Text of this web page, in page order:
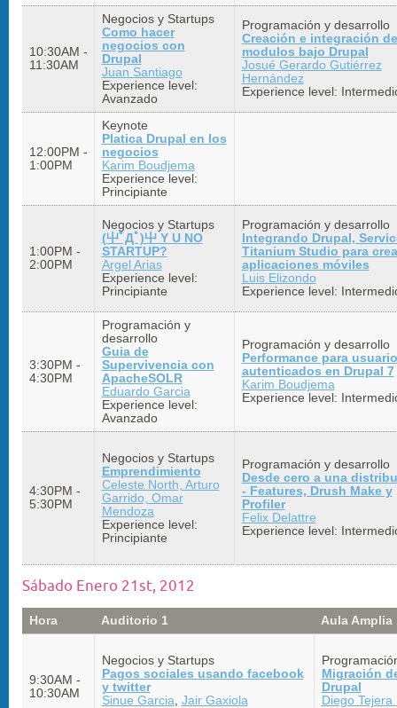
10:30AM -
11:30AM
Negocios y Startups
Como hacer
negocios con
Drupal
Juan Santiago
Experience level:
Avanzado
Programación y desarrollo
Creación e integración de
modulos bajo Drupal
Josué Gerardo Gutiérrez
Hernández
Experience level:
12:00PM -
1:00PM
Keynote
Platica Drupal en los
negocios
Karim Boudjema
Experience level:
Principiante
1:00PM -
2:00PM
Negocios y Startups
(屮ﾟДﾟ)屮 Y U NO
STARTUP?
Argel Arias
Experience level:
Principiante
Programación y desarrollo
Integrando Drupal,
Titanium Studio para
aplicaciones móviles
Luis Elizondo
Experience level:
3:30PM -
4:30PM
Programación y
desarrollo
Guia de
Supervivencia con
ApacheSOLR
Eduardo Garcia
Experience level:
Avanzado
Programación y desarrollo
Performance para
autenticados en Drupal 7
Karim Boudjema
Experience level:
4:30PM -
5:30PM
Negocios y Startups
Emprendimiento
Celeste North, Arturo
Garrido, Omar
Mendoza
Experience level:
Principiante
Programación y desarrollo
Desde cero a una
- Features, Drush Make y
Profiler
Felix Delattre
Experience level:
Sábado Enero 21st, 2012
Hora Auditorio 1 Aula Amplia
9:30AM -
10:30AM
Negocios y Startups
Pagos sociales usando facebook
y twitter
Sinue Garcia Jair Gaxiola
Migración
Drupal
Diego Tejera